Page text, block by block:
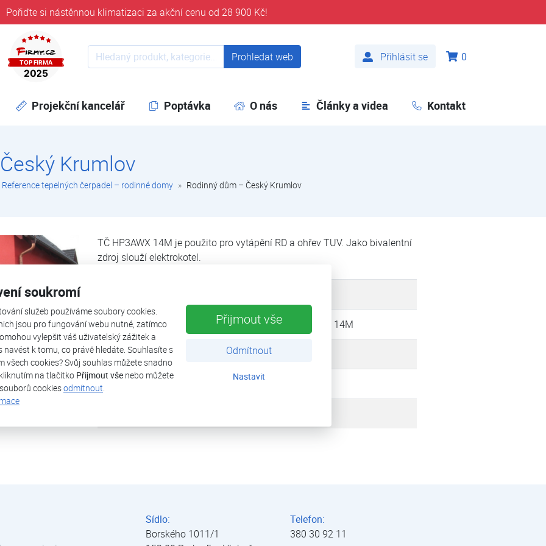
soukromí
služeb používáme soubory cookies.
jsou pro fungování webu nutné, zatímco
vylepšit váš uživatelský zážitek a
navést k tomu, co právě hledáte. Souhlasíte s
všech cookies? Svůj souhlas můžete snadno
na tlačítko Přijmout vše nebo můžete
cookiesodmítnout
Přijmout vše
Odmítnout
Nastavit
Pořiďte si nástěnnou klimatizaci za akční cenu od 28 900 Kč!
časem 32 let
Přihlásit se
0
Prohledat web Prohledat web
Projekční kancelář Poptávka O nás Články a videa Kontakt
Krumlov
Reference tepelných čerpadel – rodinné domy Rodinný dům – Český Krumlov
TČ HP3AWX 14M je použito pro vytápění RD a ohřev TUV. Jako bivalentní
zdroj slouží elektrokotel.
tepelné čerpadlo HP3AWX 14M
výkon (A2/W35)
Sídlo:
Borského 1011/1
Telefon:
380 30 92 11